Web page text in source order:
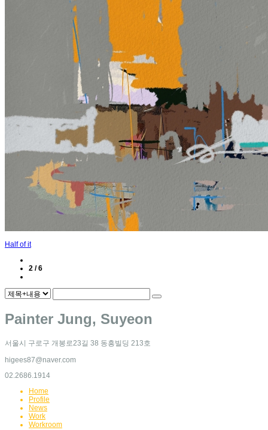
Half of it
2 / 6
Painter Jung, Suyeon
서울시 구로구 개봉로23길 38 동흥빌딩 213호
higees87@naver.com
02.2686.1914
Home
Profile
News
Work
Workroom